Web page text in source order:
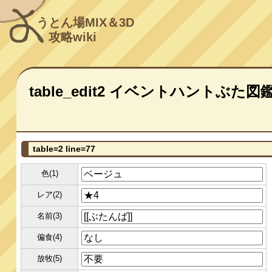
うとん場MIX＆3D
攻略wiki
table_edit2 イベントハントぶた図
table=2 line=77
色(1)
レア(2)
名前(3)
偏食(4)
放牧(5)